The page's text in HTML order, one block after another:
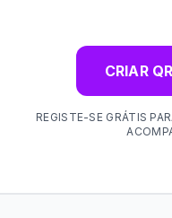
CRIAR
REGISTE-SE GRÁTIS